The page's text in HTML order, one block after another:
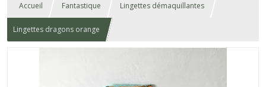
Accueil Fantastique Lingettes démaquillantes
Lingettes dragons orange